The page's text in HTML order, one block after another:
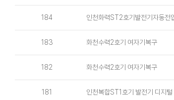
184 인천화력ST2호기발전기자동전
183 화천수력2호기 여자기복구
182 화천수력2호기 여자기복구
181 인천복합ST1호기 발전기 디지